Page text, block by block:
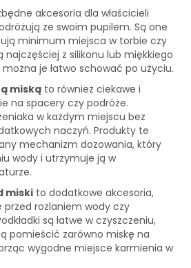
akcesoria dla właścicieli
ze swoim pupilem. Są one
minimum miejsca w torbie czy
najczęściej z silikonu lub miękkiego
je łatwo schować po użyciu.
miską to również ciekawe i
na spacery czy podróże.
w każdym miejscu bez
naczyń. Produkty te
mechanizm dozowania, który
wody i utrzymuje ją w
miski to dodatkowe akcesoria,
przed rozlaniem wody czy
są łatwe w czyszczeniu,
pomieścić zarówno miskę na
wygodne miejsce karmienia w